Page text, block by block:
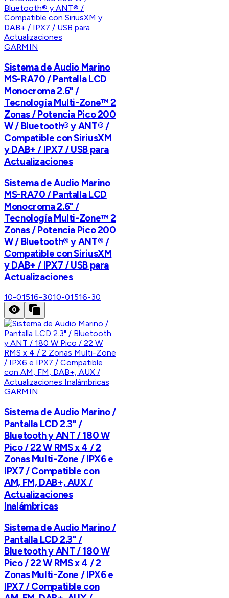
GARMIN
Sistema de Audio Marino
MS-RA70 / Pantalla LCD
Monocroma 2.6" /
Tecnología Multi-Zone™️ 2
Zonas / Potencia Pico 200
W / Bluetooth® y ANT® /
Compatible con SiriusXM
y DAB+ / IPX7 / USB para
Actualizaciones
Sistema de Audio Marino
MS-RA70 / Pantalla LCD
Monocroma 2.6" /
Tecnología Multi-Zone™️ 2
Zonas / Potencia Pico 200
W / Bluetooth® y ANT® /
Compatible con SiriusXM
y DAB+ / IPX7 / USB para
Actualizaciones
10-01516-3010-01516-30
GARMIN
Sistema de Audio Marino /
Pantalla LCD 2.3" /
Bluetooth y ANT / 180 W
Pico / 22 W RMS x 4 / 2
Zonas Multi-Zone / IPX6 e
IPX7 / Compatible con
AM, FM, DAB+, AUX /
Actualizaciones
Inalámbricas
Sistema de Audio Marino /
Pantalla LCD 2.3" /
Bluetooth y ANT / 180 W
Pico / 22 W RMS x 4 / 2
Zonas Multi-Zone / IPX6 e
IPX7 / Compatible con